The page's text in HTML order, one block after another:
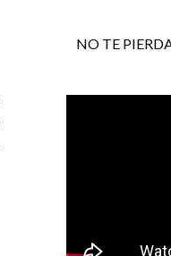
NO TE